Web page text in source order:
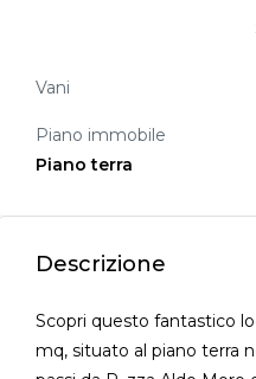
Vani
Piano immobile
Piano terra
Descrizione
Scopri questo fantastico
mq, situato al piano terra